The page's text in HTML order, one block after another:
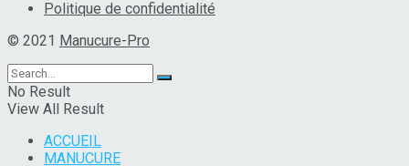
Politique de confidentialité
© 2021 Manucure-Pro
No Result
View All Result
ACCUEIL
MANUCURE